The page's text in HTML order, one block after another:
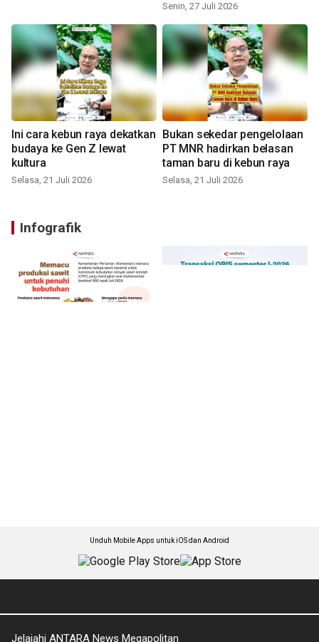
Senin, 27 Juli 2026
Ini cara kebun raya dekatkan
budaya ke Gen Z lewat
kultura
Selasa, 21 Juli 2026
Bukan sekedar pengelolaan
PT MNR hadirkan belasan
taman baru di kebun raya
Selasa, 21 Juli 2026
Infografik
Unduh Mobile Apps untuk iOS dan Android
Jelajahi ANTARA News Megapolitan